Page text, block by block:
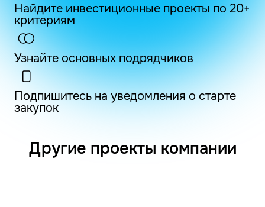
Найдите инвестиционные проекты по 20+
критериям
Узнайте основных подрядчиков
Подпишитесь на уведомления о старте
закупок
Другие проекты компании